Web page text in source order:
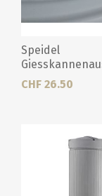
Speidel
Messing
CHF 26.50